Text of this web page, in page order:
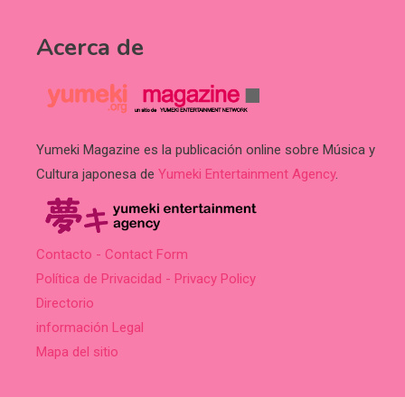
Acerca de
Yumeki Magazine es la publicación online sobre Música y
Cultura japonesa de Yumeki Entertainment Agency.
Contacto - Contact Form
Política de Privacidad - Privacy Policy
Directorio
información Legal
Mapa del sitio